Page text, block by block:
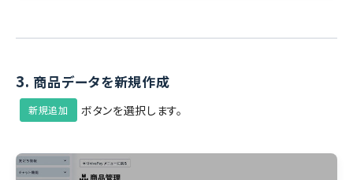
3. 商品データを新規作成
新規追加 ボタンを選択します。